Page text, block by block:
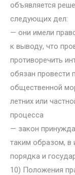
объявляется
следующих дел:
— они имели
к выводу, что
противоречить
обязан провести
общественной
летних или
процесса
— закон
таким образом, в
порядка и
10) Положения